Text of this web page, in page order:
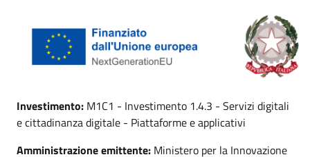
Investimento: M1C1 - Investimento 1.4.3 - Servizi digitali
e cittadinanza digitale - Piattaforme e applicativi
Amministrazione emittente: Ministero per la Innovazione